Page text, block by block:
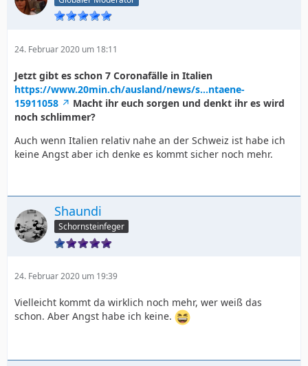
24. Februar 2020 um 18:11
Jetzt gibt es schon 7 Coronafälle in Italien
https://www.20min.ch/ausland/news/s…ntaene-
15911058
Macht ihr euch sorgen und denkt ihr es wird
noch schlimmer?
Auch wenn Italien relativ nahe an der Schweiz ist habe ich
keine Angst aber ich denke es kommt sicher noch mehr.
Shaundi
Schornsteinfeger
24. Februar 2020 um 19:39
Vielleicht kommt da wirklich noch mehr, wer weiß das
schon. Aber Angst habe ich keine.